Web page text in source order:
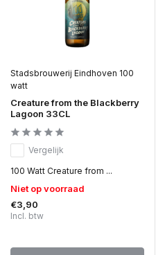
Stadsbrouwerij Eindhoven 100
watt
Creature from the Blackberry
Lagoon 33CL
Vergelijk
100 Watt Creature from ...
Niet op voorraad
€3,90
Incl. btw